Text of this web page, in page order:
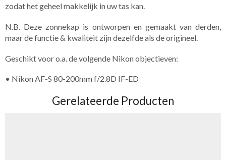
zodat het geheel makkelijk in uw tas kan.
N.B. Deze zonnekap is ontworpen en gemaakt van derden,
maar de functie & kwaliteit zijn dezelfde als de origineel.
Geschikt voor o.a. de volgende Nikon objectieven:
• Nikon AF-S 80-200mm f/2.8D IF-ED
Gerelateerde Producten